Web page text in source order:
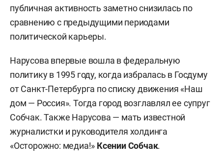
публичная активность заметно снизилась по
сравнению с предыдущими периодами
политической карьеры.
Нарусова впервые вошла в федеральную
политику в 1995 году, когда избралась в Госдуму
от Санкт-Петербурга по списку движения «Наш
дом — Россия». Тогда город возглавлял ее супруг
Собчак. Также Нарусова — мать известной
журналистки и руководителя холдинга
«Осторожно: медиа!» Ксении Собчак.